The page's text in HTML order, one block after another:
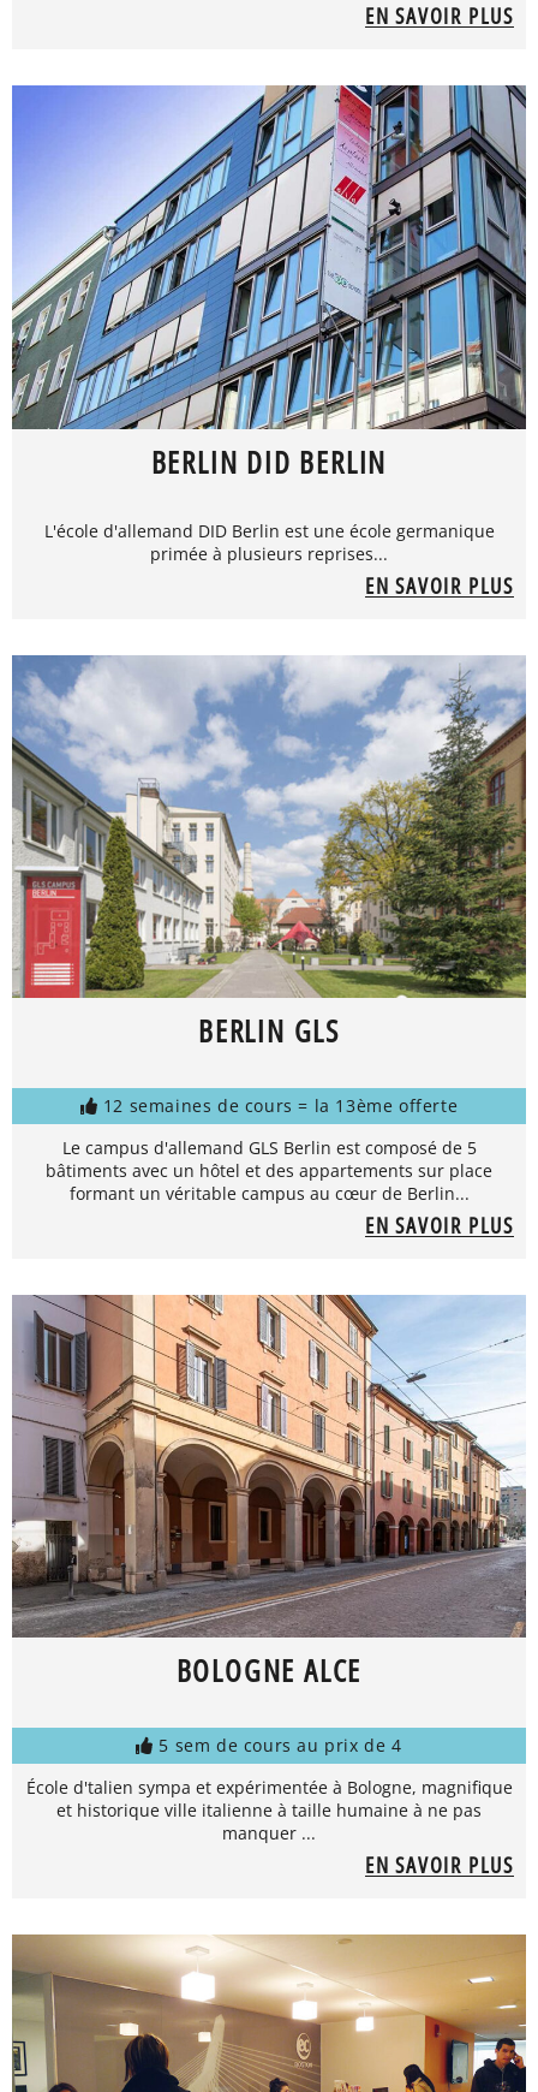
EN SAVOIR PLUS
BERLIN DID BERLIN
L'école d'allemand DID Berlin est une école germanique
primée à plusieurs reprises...
EN SAVOIR PLUS
BERLIN GLS
12 semaines de cours = la 13ème offerte
Le campus d'allemand GLS Berlin est composé de 5
bâtiments avec un hôtel et des appartements sur place
formant un véritable campus au cœur de Berlin...
EN SAVOIR PLUS
BOLOGNE ALCE
5 sem de cours au prix de 4
École d'talien sympa et expérimentée à Bologne, magnifique
et historique ville italienne à taille humaine à ne pas
manquer ...
EN SAVOIR PLUS